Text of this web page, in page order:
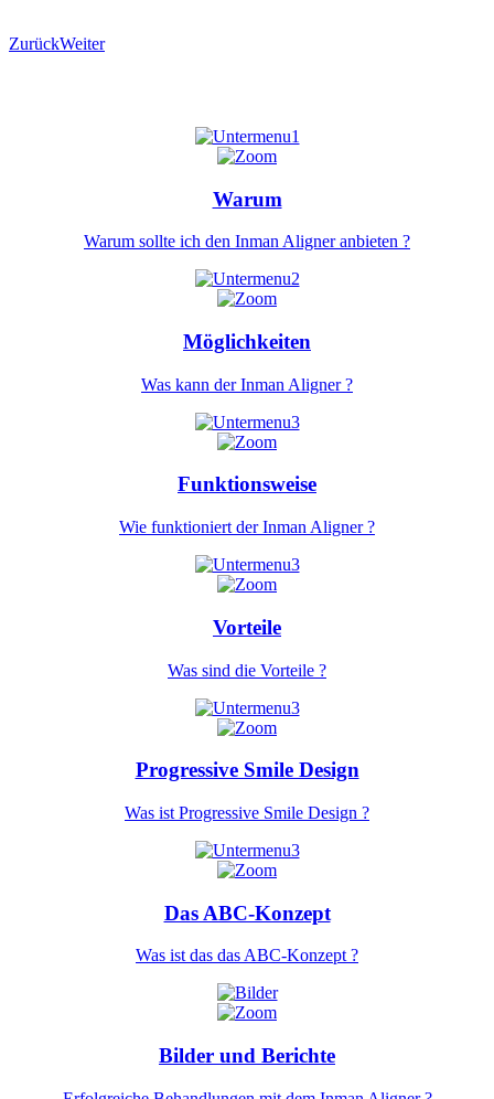
ZurückWeiter
Warum
Warum sollte ich den Inman Aligner anbieten ?
Möglichkeiten
Was kann der Inman Aligner ?
Funktionsweise
Wie funktioniert der Inman Aligner ?
Vorteile
Was sind die Vorteile ?
Progressive Smile Design
Was ist Progressive Smile Design ?
Das ABC-Konzept
Was ist das das ABC-Konzept ?
Bilder und Berichte